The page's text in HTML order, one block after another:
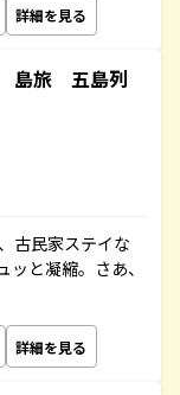
詳細を見る
島旅 五島列
古民家ステイな
と凝縮。さあ、
詳細を見る